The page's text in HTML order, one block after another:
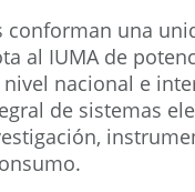
conforman una
al IUMA de
nacional e
de sistemas